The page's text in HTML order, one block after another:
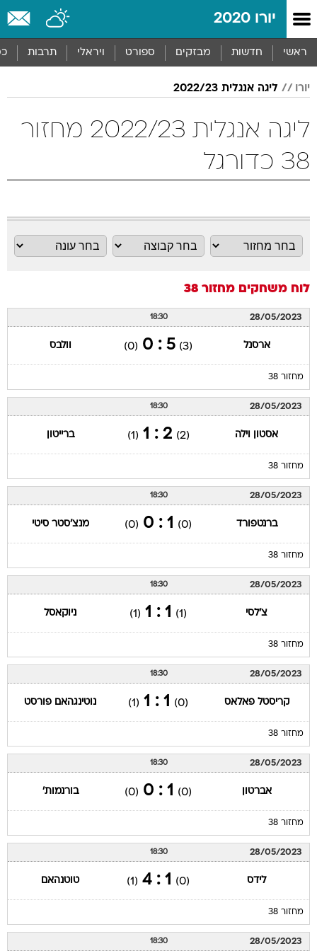
יורו 2020
ראשי חדשות מבזקים ספורט ויראלי תרבות
יורו ליגה אנגלית 2022/23
ליגה אנגלית 2022/23 מחזור
38 כדורגל
לוח משחקים מחזור 38
28/05/2023
18:30
ארסנל (3)
5 : 0
(0) וולבס
מחזור 38
28/05/2023
18:30
אסטון וילה (2)
2 : 1
(1) ברייטון
מחזור 38
28/05/2023
18:30
ברנטפורד (0)
1 : 0
(0) מנצ'סטר סיטי
מחזור 38
28/05/2023
18:30
צ'לסי (1)
1 : 1
(1) ניוקאסל
מחזור 38
28/05/2023
18:30
קריסטל פאלאס (0)
1 : 1
(1) נוטינגהאם פורסט
מחזור 38
28/05/2023
18:30
אברטון (0)
1 : 0
(0) בורנמות'
מחזור 38
28/05/2023
18:30
לידס (0)
1 : 4
(1) טוטנהאם
מחזור 38
28/05/2023
18:30